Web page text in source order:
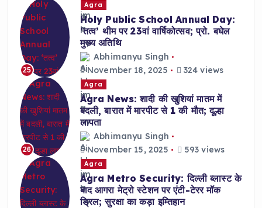
25
Agra
Holy Public School Annual Day:
‘तत्व’ थीम पर 23वां वार्षिकोत्सव; प्रो. बघेल
मुख्य अतिथि
Abhimanyu Singh
November 18, 2025
324 views
26
Agra
Agra News: शादी की खुशियां मातम में
बदली, बारात में मारपीट से 1 की मौत; दूल्हा
लापता
Abhimanyu Singh
November 15, 2025
593 views
Agra
Agra Metro Security: दिल्ली ब्लास्ट के
बाद आगरा मेट्रो स्टेशन पर एंटी-टेरर मॉक
ड्रिल; सुरक्षा का कड़ा इम्तिहान